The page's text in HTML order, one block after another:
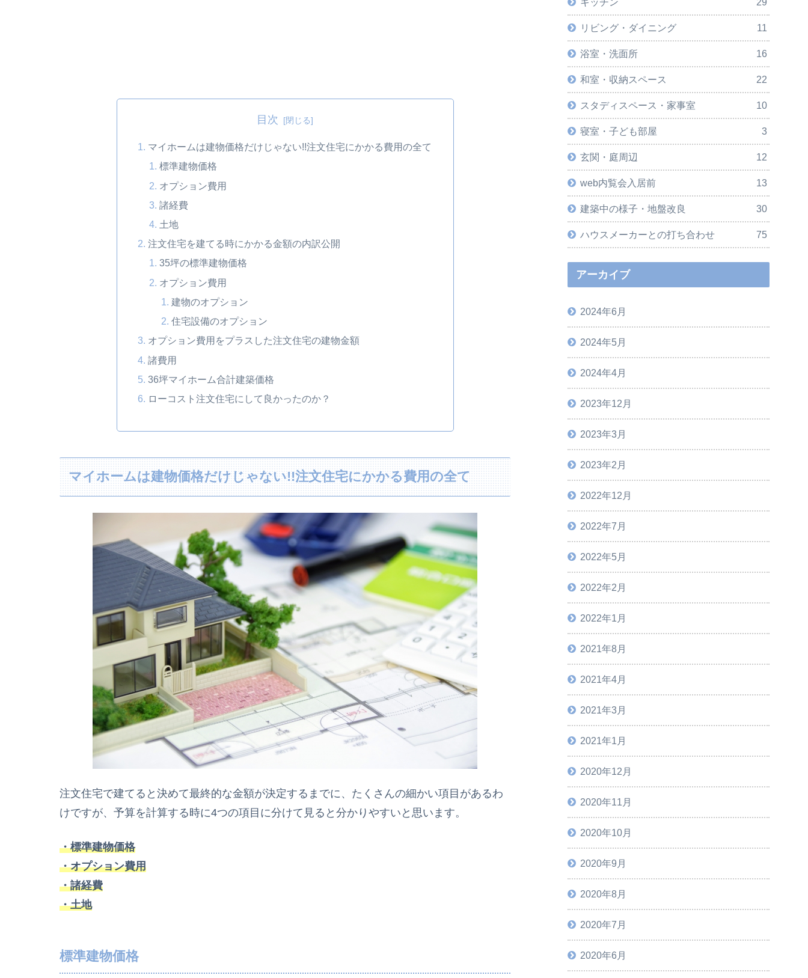
目次
マイホームは建物価格だけじゃない!!注文住宅にかかる費用の全て
標準建物価格
オプション費用
諸経費
土地
注文住宅を建てる時にかかる金額の内訳公開
35坪の標準建物価格
オプション費用
建物のオプション
住宅設備のオプション
オプション費用をプラスした注文住宅の建物金額
諸費用
36坪マイホーム合計建築価格
ローコスト注文住宅にして良かったのか？
マイホームは建物価格だけじゃない!!注文住宅にかかる費用の全て
注文住宅で建てると決めて最終的な金額が決定するまでに、たくさんの細かい項目があるわ
けですが、予算を計算する時に4つの項目に分けて見ると分かりやすいと思います。
・標準建物価格
・オプション費用
・諸経費
・土地
標準建物価格
リビング・ダイニング 11
浴室・洗面所 16
和室・収納スペース 22
スタディスペース・家事室 10
寝室・子ども部屋 3
玄関・庭周辺 12
web内覧会入居前 13
建築中の様子・地盤改良 30
ハウスメーカーとの打ち合わせ 75
アーカイブ
2024年6月
2024年5月
2024年4月
2023年12月
2023年3月
2023年2月
2022年12月
2022年7月
2022年5月
2022年2月
2022年1月
2021年8月
2021年4月
2021年3月
2021年1月
2020年12月
2020年11月
2020年10月
2020年9月
2020年8月
2020年7月
2020年6月